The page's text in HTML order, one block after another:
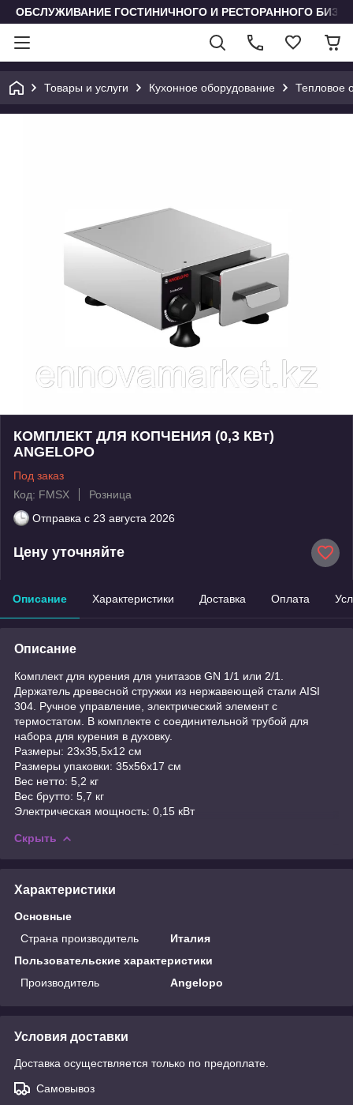
ОБСЛУЖИВАНИЕ ГОСТИНИЧНОГО И РЕСТОРАННОГО
Товары и услуги Кухонное оборудование Тепловое
КОМПЛЕКТ ДЛЯ КОПЧЕНИЯ (0,3 КВт)
ANGELOPO
Под заказ
Код: FMSX
Розница
Отправка с 23 августа 2026
Цену уточняйте
Описание Характеристики Доставка Оплата
Описание
Комплект для курения для унитазов GN 1/1 или 2/1.
Держатель древесной стружки из нержавеющей стали AISI
304. Ручное управление, электрический элемент с
термостатом. В комплекте с соединительной трубой для
набора для курения в духовку.
Размеры: 23x35,5x12 см
Размеры упаковки: 35x56x17 см
Вес нетто: 5,2 кг
Вес брутто: 5,7 кг
Электрическая мощность: 0,15 кВт
Скрыть
Характеристики
Основные
Страна производитель
Италия
Пользовательские характеристики
Производитель
Angelopo
Условия доставки
Доставка осуществляется только по предоплате.
Самовывоз